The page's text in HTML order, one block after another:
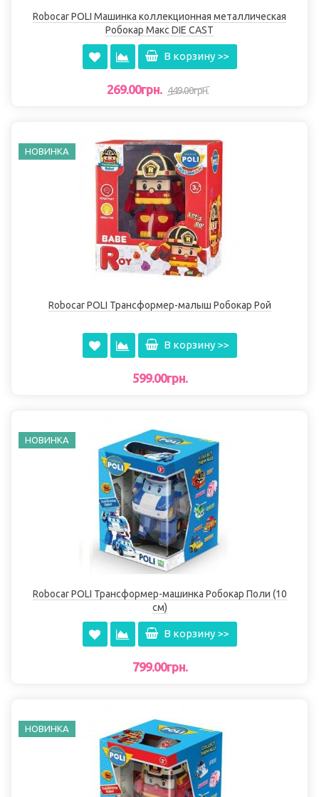
Robocar POLI Машинка коллекционная металлическая
Робокар Макс DIE CAST
В корзину >>
269.00грн. 449.00грн.
НОВИНКА
Robocar POLI Трансформер-малыш Робокар Рой
В корзину >>
599.00грн.
НОВИНКА
Robocar POLI Трансформер-машинка Робокар Поли (10
см)
В корзину >>
799.00грн.
НОВИНКА